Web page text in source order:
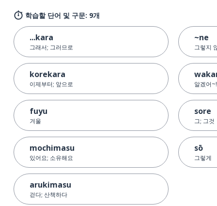
학습할 단어 및 구문: 9개
...kara
그래서; 그러므로
korekara
이제부터; 앞으로
fuyu
겨울
mochimasu
있어요; 소유해요
arukimasu
걷다; 산책하다
~ne
그렇지
알겠어~!
sore
그; 그것
sō
그렇게